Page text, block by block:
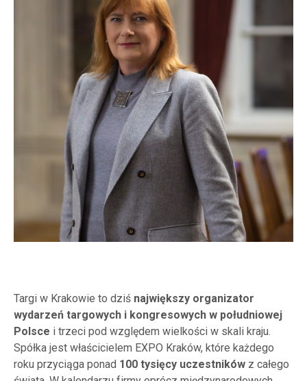
Targi w Krakowie to dziś największy organizator
wydarzeń targowych i kongresowych w południowej
Polsce i trzeci pod względem wielkości w skali kraju.
Spółka jest właścicielem EXPO Kraków, które każdego
roku przyciąga ponad 100 tysięcy uczestników z całego